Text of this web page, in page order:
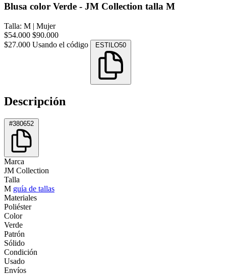
Blusa color Verde - JM Collection talla M
Talla: M | Mujer
$54.000 $90.000
$27.000 Usando el código ESTILO50
Descripción
#380652
Marca
JM Collection
Talla
M guía de tallas
Materiales
Poliéster
Color
Verde
Patrón
Sólido
Condición
Usado
Envíos